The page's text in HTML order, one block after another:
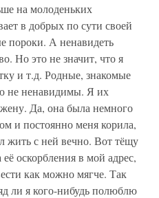
на молоденьких
в добрых по сути своей
пороки. А ненавидеть
Но это не значит, что я
и т.д. Родные, знакомые
не ненавидимы. Я их
Да, она была немного
и постоянно меня корила,
жить с ней вечно. Вот тёщу
оскорбления в мой адрес,
как можно мягче. Так
ли я кого-нибудь полюблю